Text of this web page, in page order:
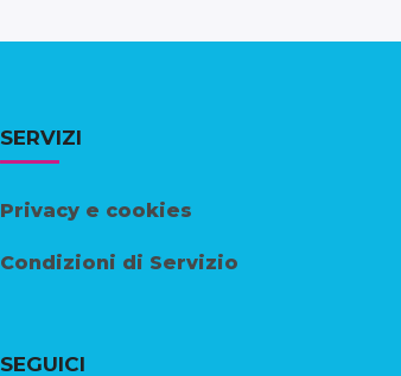
SERVIZI
Privacy e cookies
Condizioni di Servizio
SEGUICI